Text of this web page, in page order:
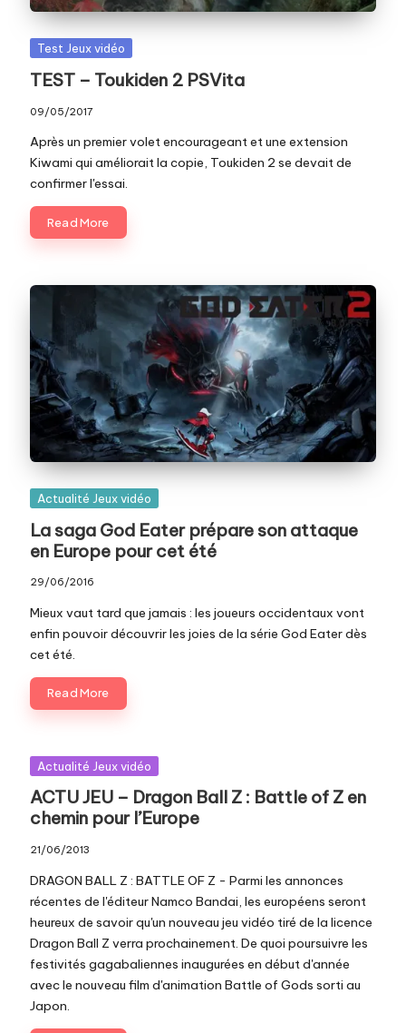
m
Posted
Test Jeux vidéo
TEST – Toukiden 2 PSVita
09/05/2017
Après un premier volet encourageant et une extension
Kiwami qui améliorait la copie, Toukiden 2 se devait de
confirmer l'essai.
Read More
Posted
Actualité Jeux vidéo
La saga God Eater prépare son attaque
en Europe pour cet été
29/06/2016
Mieux vaut tard que jamais : les joueurs occidentaux vont
enfin pouvoir découvrir les joies de la série God Eater dès
cet été.
Read More
Posted
Actualité Jeux vidéo
ACTU JEU – Dragon Ball Z : Battle of Z en
chemin pour l’Europe
21/06/2013
DRAGON BALL Z : BATTLE OF Z - Parmi les annonces
récentes de l'éditeur Namco Bandai, les européens seront
heureux de savoir qu'un nouveau jeu vidéo tiré de la licence
Dragon Ball Z verra prochainement. De quoi poursuivre les
festivités gagabaliennes inaugurées en début d'année
avec le nouveau film d'animation Battle of Gods sorti au
Japon.